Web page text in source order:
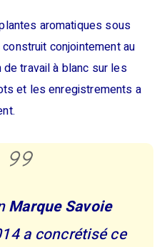
aromatiques sous
construit conjointement au
travail à blanc sur les
et les enregistrements a
Marque Savoie
a concrétisé ce